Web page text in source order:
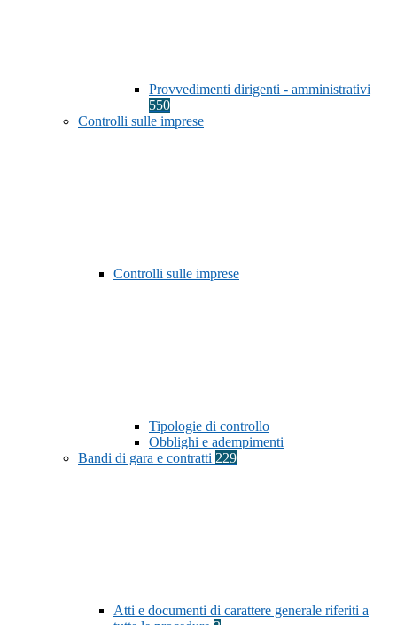
Provvedimenti dirigenti - amministrativi
550
Controlli sulle imprese
Controlli sulle imprese
Tipologie di controllo
Obblighi e adempimenti
Bandi di gara e contratti 229
Atti e documenti di carattere generale riferiti a